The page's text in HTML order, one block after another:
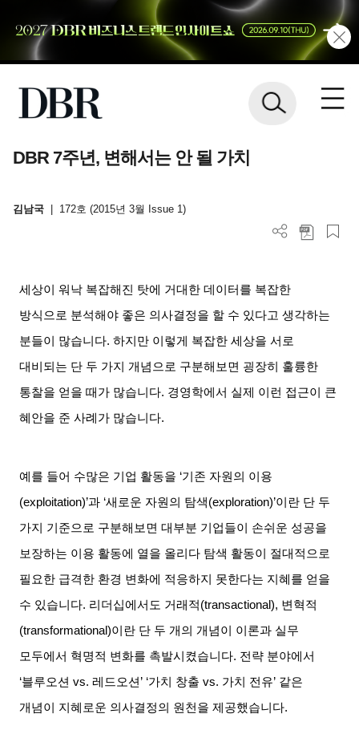
DBR 7주년, 변해서는 안 될 가치
김남국 172호 (2015년 3월 Issue 1)
세상이 워낙 복잡해진 탓에 거대한 데이터를 복잡한
방식으로 분석해야 좋은 의사결정을 할 수 있다고 생각하는
분들이 많습니다.하지만 이렇게 복잡한 세상을 서로
대비되는 단 두 가지 개념으로 구분해보면 굉장히 훌륭한
통찰을 얻을 때가 많습니다. 경영학에서 실제 이런 접근이 큰
혜안을 준 사례가 많습니다.
예를 들어 수많은 기업 활동을 ‘기존 자원의 이용
(exploitation)’과 ‘새로운 자원의 탐색(exploration)’이란 단 두
가지 기준으로 구분해보면 대부분 기업들이 손쉬운 성공을
보장하는 이용 활동에 열을 올리다 탐색 활동이 절대적으로
필요한 급격한 환경 변화에 적응하지 못한다는 지혜를 얻을
수 있습니다. 리더십에서도 거래적(transactional), 변혁적
(transformational)이란 단 두 개의 개념이 이론과 실무
모두에서 혁명적 변화를 촉발시켰습니다. 전략 분야에서
‘블루오션 vs.레드오션’ ‘가치 창출 vs. 가치 전유’ 같은
개념이 지혜로운 의사결정의 원천을 제공했습니다.